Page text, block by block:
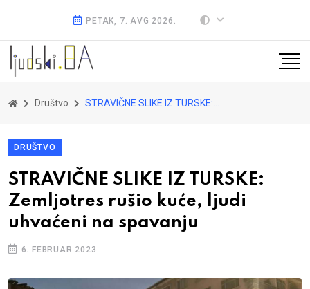
PETAK, 7. AVG 2026.
Društvo STRAVIČNE SLIKE IZ TURSKE: Zemljotres rušio kuće, ljudi uhvaćeni na spavanju
DRUŠTVO
STRAVIČNE SLIKE IZ TURSKE:
Zemljotres rušio kuće, ljudi
uhvaćeni na spavanju
6. FEBRUAR 2023.